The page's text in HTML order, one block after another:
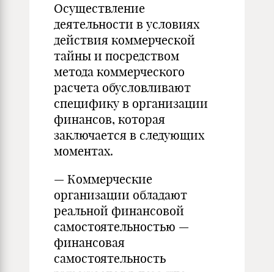
Осуществление
деятельности в условиях
действия коммерческой
тайны и посредством
метода коммерческого
расчета обусловливают
специфику в организации
финансов, которая
заключается в следующих
моментах.
— Коммерческие
организации обладают
реальной финансовой
самостоятельностью —
финансовая
самостоятельность